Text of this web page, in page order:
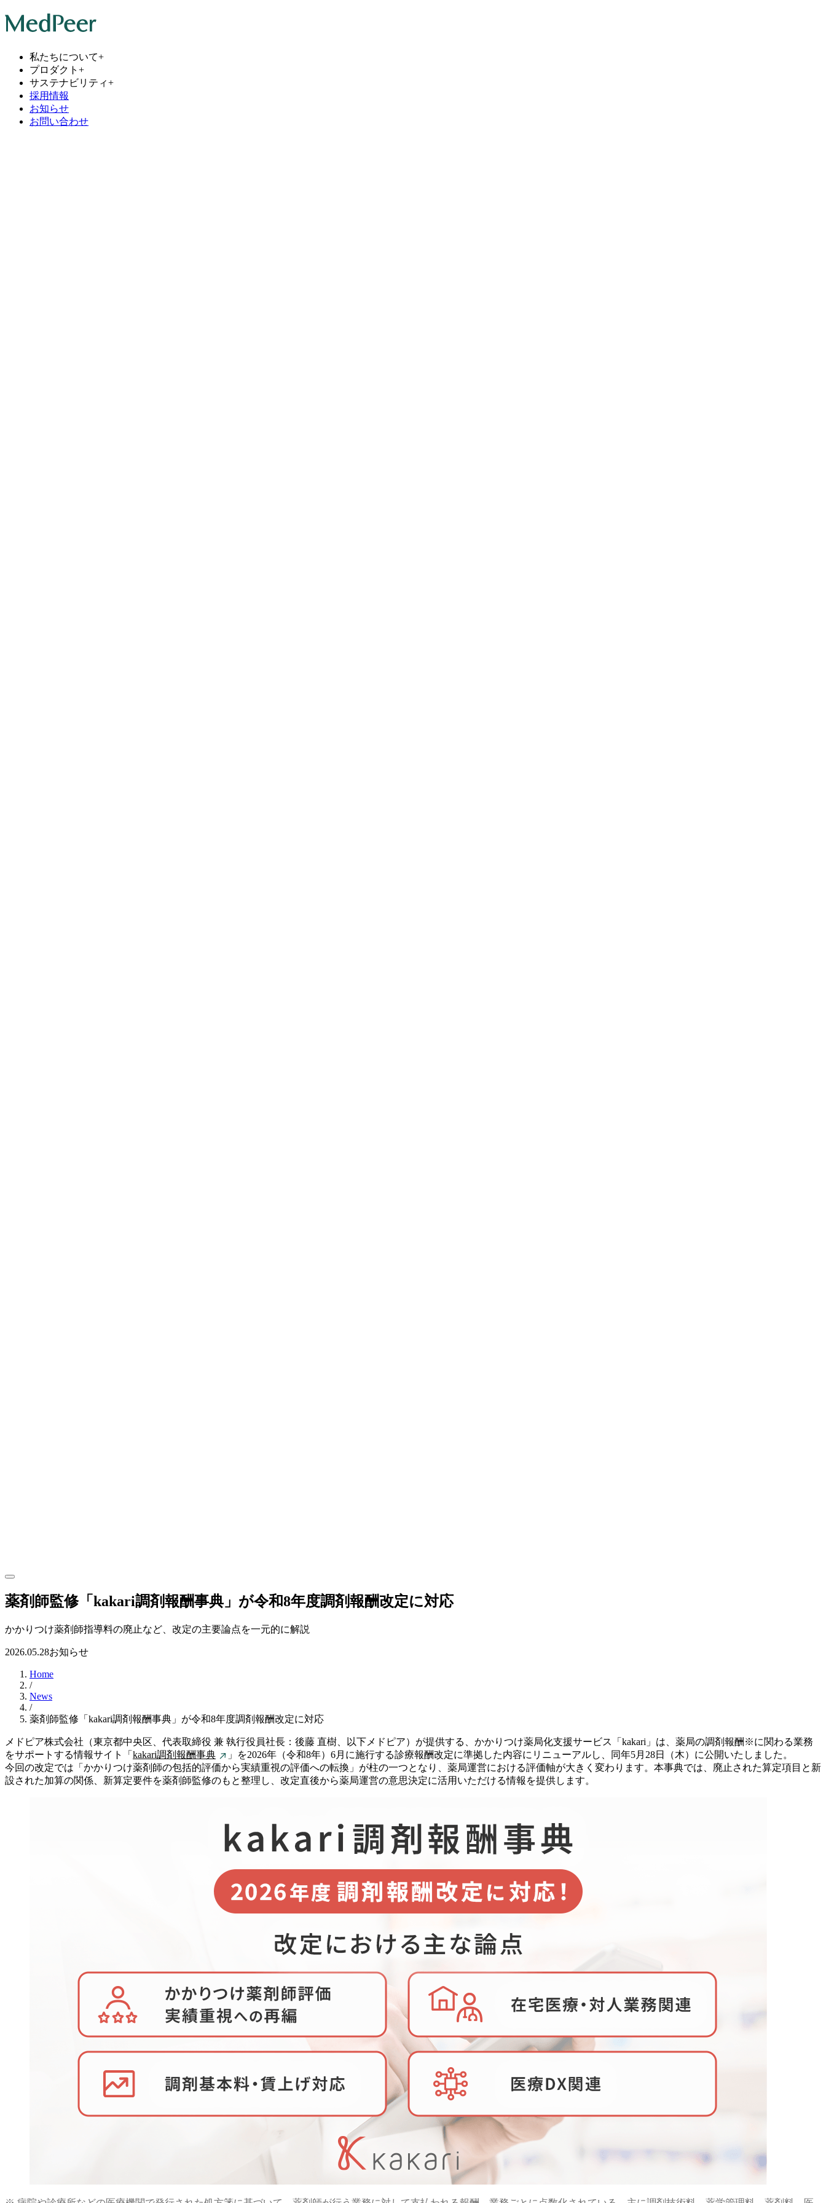
私たちについて+
プロダクト +
サステナビリティ+
採用情報
お知らせ
お問い合わせ
薬剤師監修「kakari調剤報酬事典」が令和8年度調剤報酬改定に対応
かかりつけ薬剤師指導料の廃止など、改定の主要論点を一元的に解説
2026.05.28お知らせ
Home
/
News
/
薬剤師監修「kakari調剤報酬事典」が令和8年度調剤報酬改定に対応
メドピア株式会社（東京都中央区、代表取締役 兼 執行役員社長：後藤 直樹、以下メドピア）が提供する、かかりつけ薬局化支援サービス「kakari」は、薬局の調剤報酬※に関わる業務
をサポートする情報サイト「 kakari調剤報酬事典
」を2026年（令和8年）6月に施行する診療報酬改定に準拠した内容にリニューアルし、同年5月28日（木）に公開いたしました。
今回の改定では「かかりつけ薬剤師の包括的評価から実績重視の評価への転換」が柱の一つとなり、薬局運営における評価軸が大きく変わります。本事典では、廃止された算定項目と新
設された加算の関係、新算定要件を薬剤師監修のもと整理し、改定直後から薬局運営の意思決定に活用いただける情報を提供します。